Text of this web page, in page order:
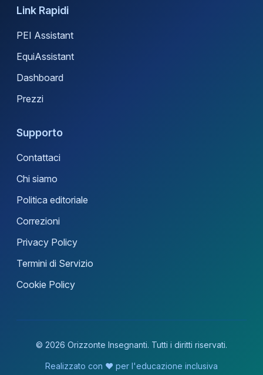
Link Rapidi
PEI Assistant
EquiAssistant
Dashboard
Prezzi
Supporto
Contattaci
Chi siamo
Politica editoriale
Correzioni
Privacy Policy
Termini di Servizio
Cookie Policy
© 2026 Orizzonte Insegnanti. Tutti i diritti riservati.
Realizzato con ❤️ per l'educazione inclusiva